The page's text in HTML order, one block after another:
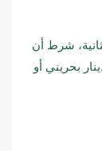
شرط أن
إجمالي الإنفاق في السنة السابقة1,500 دينار بحريني أو